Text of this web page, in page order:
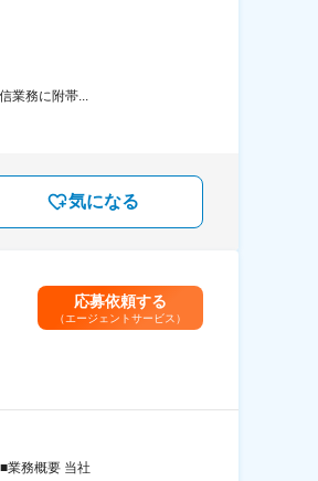
業務に附帯...
気になる
応募依頼する
（エージェントサービス）
業務概要 当社